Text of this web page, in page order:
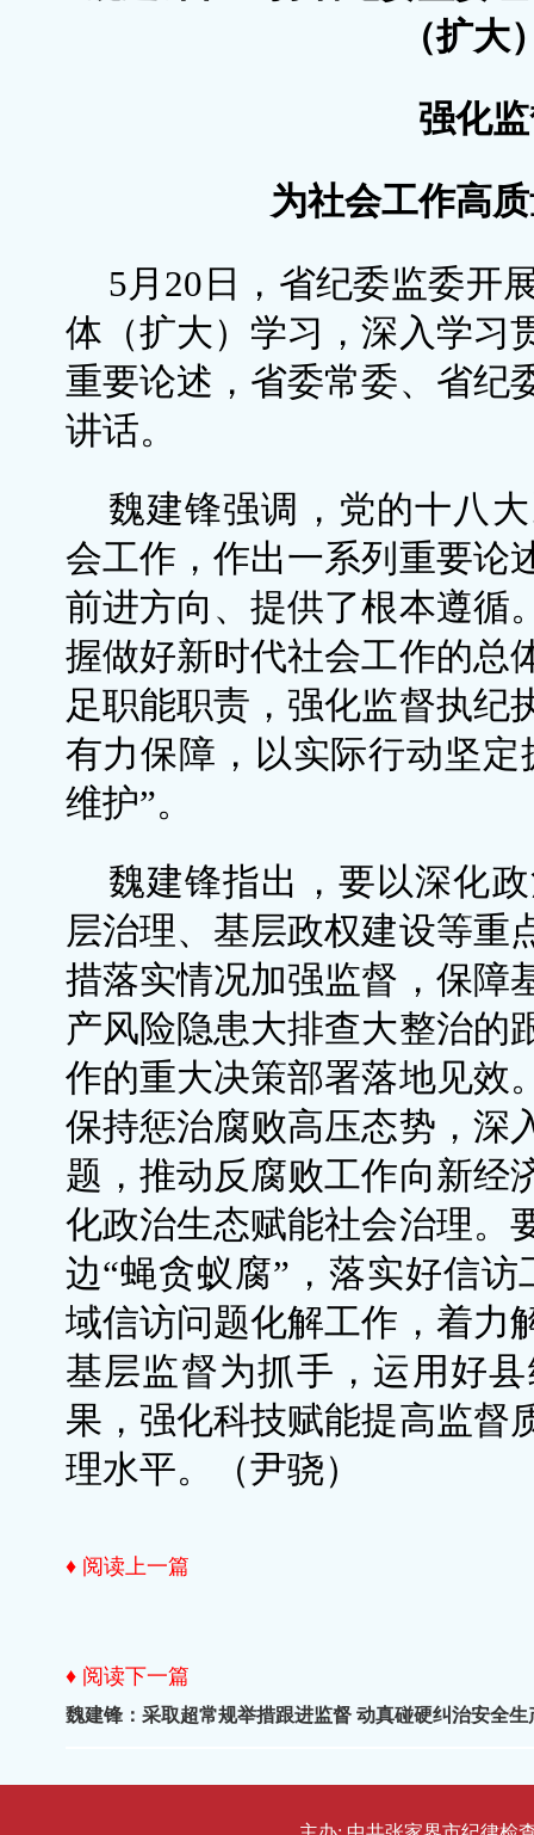
（扩大
强化
为社会工作高
5月20日，省纪委监委开
体（扩大）学习，深入学习
重要论述，省委常委、省纪
讲话。
魏建锋强调，党的十八
会工作，作出一系列重要论
前进方向、提供了根本遵循
握做好新时代社会工作的总
足职能职责，强化监督执纪
有力保障，以实际行动坚
维护”。
魏建锋指出，要以深化
层治理、基层政权建设等重
措落实情况加强监督，保障
产风险隐患大排查大整治的
作的重大决策部署落地见效
保持惩治腐败高压态势，深
题，推动反腐败工作向新经
化政治生态赋能社会治理。
边“蝇贪蚁腐”，落实好信
域信访问题化解工作，着力
基层监督为抓手，运用好
果，强化科技赋能提高监督
理水平。（尹骁）
♦ 阅读上一篇
♦ 阅读下一篇
魏建锋：采取超常规举措跟进监督 动真碰硬纠治安全生